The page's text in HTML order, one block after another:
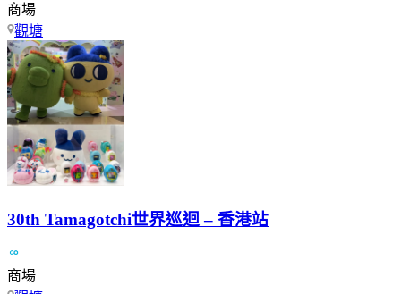
商場
觀塘
30th Tamagotchi世界巡迴 – 香港站
商場